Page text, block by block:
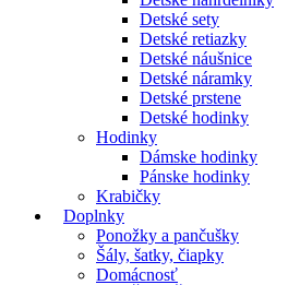
Detské sety
Detské retiazky
Detské náušnice
Detské náramky
Detské prstene
Detské hodinky
Hodinky
Dámske hodinky
Pánske hodinky
Krabičky
Doplnky
Ponožky a pančušky
Šály, šatky, čiapky
Domácnosť